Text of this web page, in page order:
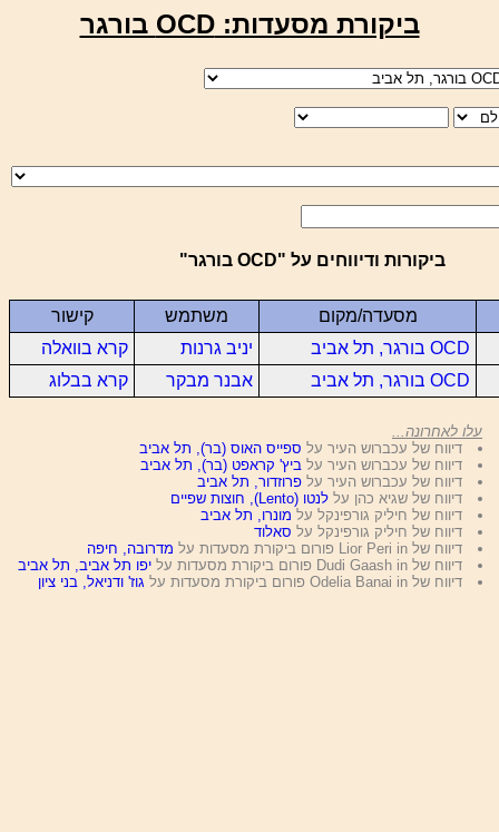
ביקורת מסעדות: OCD בורגר
ביקורות ודיווחים על "OCD בורגר"
מסעדה/מקום משתמש
קישור
OCD בורגר, תל אביב
יניב גרנות
קרא בוואלה
OCD בורגר, תל אביב
אבנר מבקר קרא בבלוג
עלו לאחרונה...
דיווח של עכברוש העיר על ספייס האוס (בר), תל אביב
דיווח של עכברוש העיר על ביץ' קראפט (בר), תל אביב
דיווח של עכברוש העיר עלפרוזדור, תל אביב
דיווח של שגיא כהן עללנטו (Lento), חוצות שפיים
דיווח של חיליק גורפינקל על מונרו, תל אביב
דיווח של חיליק גורפינקל על סאלוד
דיווח של Lior Peri in פורום ביקורת מסעדות על
מדרובה, חיפה
דיווח של Dudi Gaash in פורום ביקורת מסעדות על
יפו תל אביב, תל אביב
דיווח של Odelia Banai in פורום ביקורת מסעדות על
גוז' ודניאל, בני ציון